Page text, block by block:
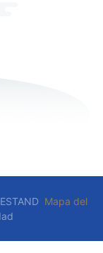
Mapa del